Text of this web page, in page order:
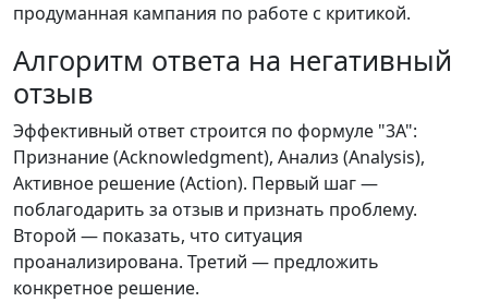
продуманная кампания по работе с критикой.
Алгоритм ответа на негативный
отзыв
Эффективный ответ строится по формуле "3А":
Признание (Аcknowledgment), Анализ (Analysis),
Активное решение (Action). Первый шаг —
поблагодарить за отзыв и признать проблему.
Второй — показать, что ситуация
проанализирована. Третий — предложить
конкретное решение.